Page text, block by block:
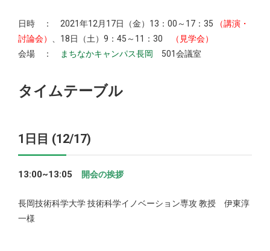
日時 ： 2021年12月17日（金）13：00～17：35
（講演・
討論会） 、18日（土）9：45～11：30
（見学会）
会場 ：
まちなかキャンパス長岡 501会議室
タイムテーブル
1日目 (12/17)
13:00~13:05 開会の挨拶
長岡技術科学大学 技術科学イノベーション専攻 教授 伊東淳
一様